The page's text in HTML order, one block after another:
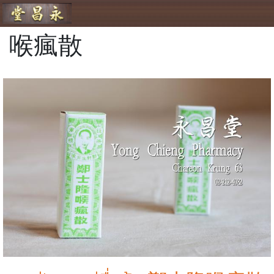
ร้านขายยา ย่งเชียงตึ๊ง
喉瘋散